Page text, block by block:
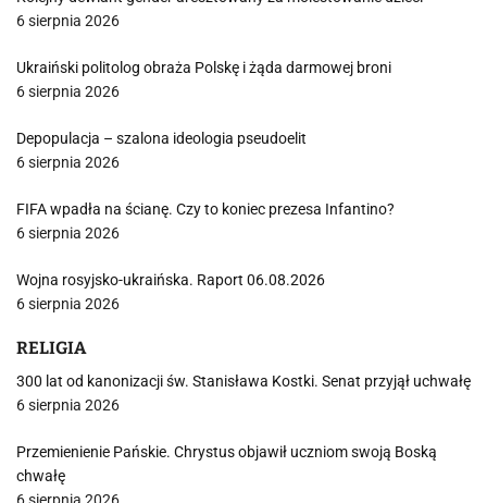
6 sierpnia 2026
Ukraiński politolog obraża Polskę i żąda darmowej broni
6 sierpnia 2026
Depopulacja – szalona ideologia pseudoelit
6 sierpnia 2026
FIFA wpadła na ścianę. Czy to koniec prezesa Infantino?
6 sierpnia 2026
Wojna rosyjsko-ukraińska. Raport 06.08.2026
6 sierpnia 2026
RELIGIA
300 lat od kanonizacji św. Stanisława Kostki. Senat przyjął uchwałę
6 sierpnia 2026
Przemienienie Pańskie. Chrystus objawił uczniom swoją Boską
chwałę